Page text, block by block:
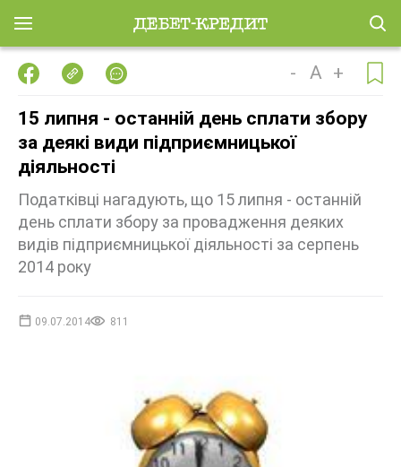
- A +
15 липня - останній день сплати збору
за деякі види підприємницької
діяльності
Податківці нагадують, що 15 липня - останній
день сплати збору за провадження деяких
видів підприємницької діяльності за серпень
2014 року
09.07.2014 811